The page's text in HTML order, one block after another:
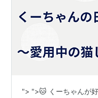
"> ">🐱 くーちゃんが